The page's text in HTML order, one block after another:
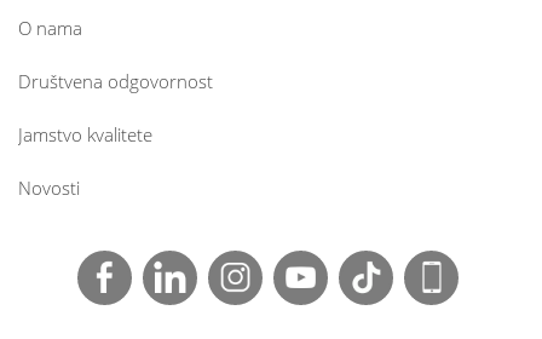
O nama
Društvena odgovornost
Jamstvo kvalitete
Novosti